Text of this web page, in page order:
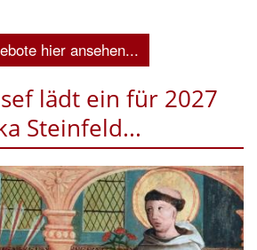
hier ansehen...
lädt ein für 2027
Steinfeld...